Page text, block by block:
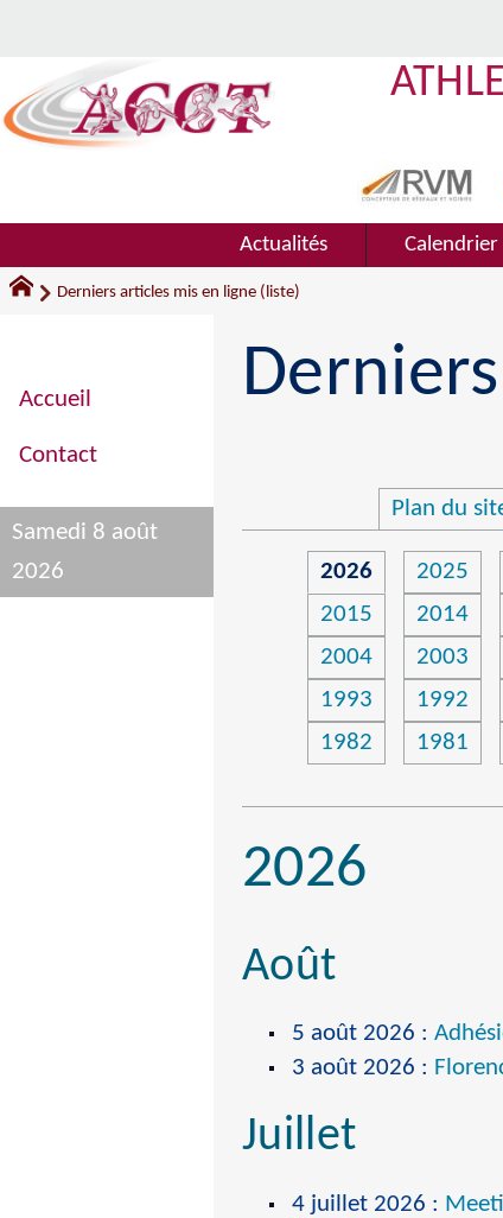
Actualités Calendrier
Derniers articles mis en ligne (liste)
Plan du
2026 2025
2015
2014
2004
2003
1993
1992
1982
1981
2026
Août
5 août 2026 :
3 août 2026 :
Juillet
4 juillet 2026 :
Accueil
Contact
Samedi 8 août
2026